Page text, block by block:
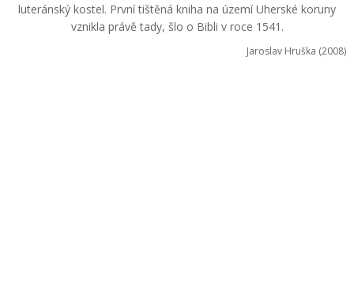
luteránský kostel. První tištěná kniha na území Uherské koruny
vznikla právě tady, šlo o Bibli v roce 1541.
Jaroslav Hruška (2008)